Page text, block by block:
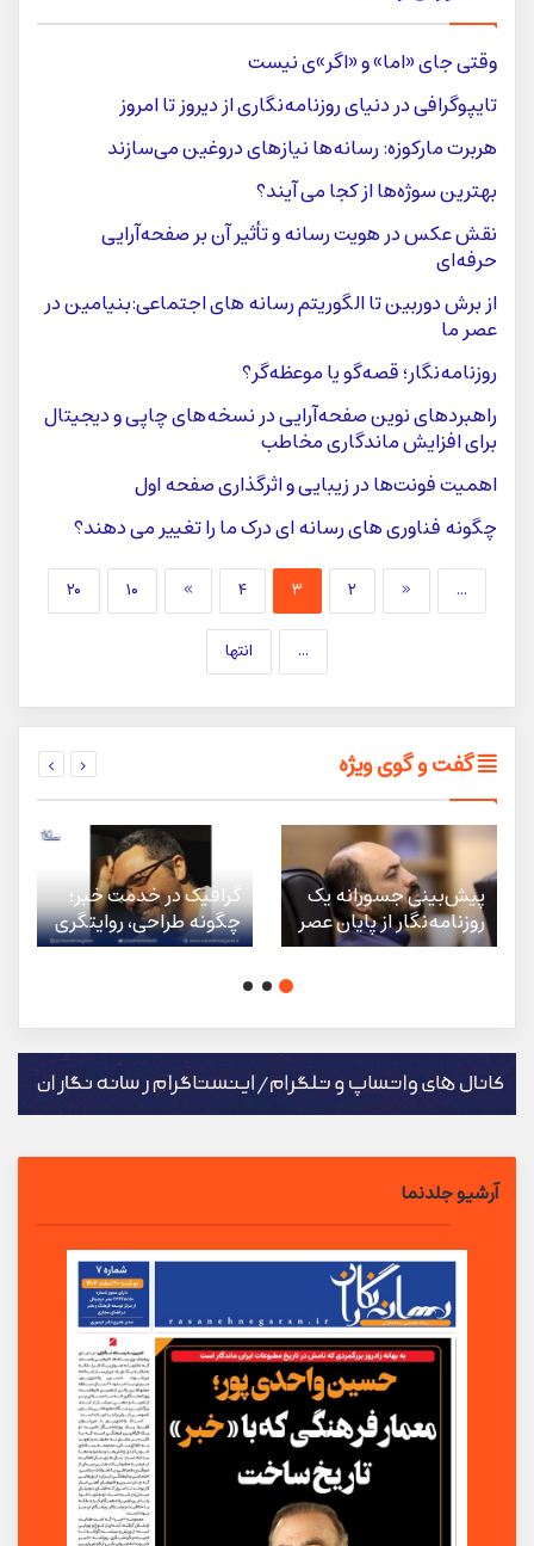
وقتی جای «اما» و «اگر»ی نیست
تایپوگرافی در دنیای روزنامه‌نگاری از دیروز تا امروز
هربرت مارکوزه: رسانه‌ها نیازهای دروغین می‌سازند
بهترین سوژه‌ها از کجا می آیند؟
نقش عکس در هویت رسانه و تأثیر آن بر صفحه‌آرایی
حرفه‌ای
از برش دوربین تا الگوریتم رسانه های اجتماعی:بنیامین در
عصر ما
روزنامه‌نگار؛ قصه‌گو یا موعظه‌گر؟
راهبردهای نوین صفحه‌آرایی در نسخه‌های چاپی و دیجیتال
برای افزایش ماندگاری مخاطب
اهمیت فونت‌ها در زیبایی و اثرگذاری صفحه اول
چگونه فناوری های رسانه ای درک ما را تغییر می دهند؟
...
« ۲ ۳ ۴ » ۱۰ ۲۰
... انتها
گفت و گوی ویژه
پیش‌بینی جسورانه یک
روزنامه‌نگار از پایان عصر
دیجیتال
گرافیک در خدمت خبر؛
چگونه طراحی، روایتگری
را تقویت می‌کند؟
آرشیو جلدنما